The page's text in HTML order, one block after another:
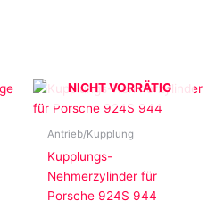
NICHT VORRÄTIG
Antrieb/Kupplung
Kupplungs-
Nehmerzylinder für
Porsche 924S 944